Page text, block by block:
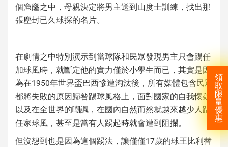
領
取
限
量
優
惠
個窟窿之中，母親決定將男主送到山度士訓練，找出那
張塵封已久球探的名片。
在劇情之中特別演示到當球隊和民眾發現男主只會踢任
加球風時，就斷定他的實力僅於小學生而已，其實是因
為在1950年世界盃巴西慘遭淘汰後，所有媒體包含民眾
都將失敗的原因歸咎踢球風格上，面對國家的自我懷疑
以及在全世界的嘲諷，在國內自然而然就越來越少人踢
任家球風，甚至是當有人踢起時就會遭到阻攔。
但沒想到也是因為這個踢法，讓僅僅17歲的球王比利替